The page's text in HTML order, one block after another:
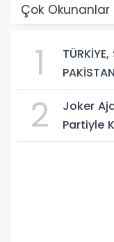
Çok Okunanlar
1
2
Joker
Partiyle